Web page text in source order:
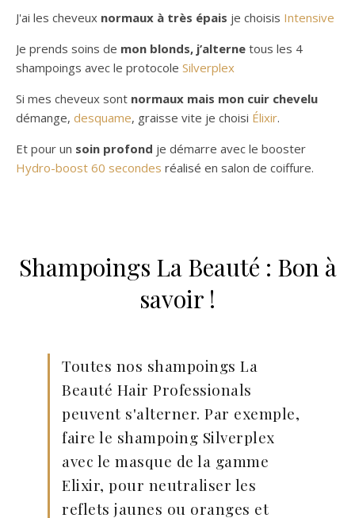
J'ai les cheveux normaux à très épais je choisis Intensive
Je prends soins de mon blonds, j’alterne tous les 4
shampoings avec le protocole Silverplex
Si mes cheveux sont normaux mais mon cuir chevelu
démange, desquame, graisse vite je choisi Élixir.
Et pour un soin profond je démarre avec le booster
Hydro-boost 60 secondes réalisé en salon de coiffure.
Shampoings La Beauté : Bon à
savoir !
Toutes nos shampoings La
Beauté Hair Professionals
peuvent s'alterner. Par exemple,
faire le shampoing Silverplex
avec le masque de la gamme
Elixir, pour neutraliser les
reflets jaunes ou oranges et